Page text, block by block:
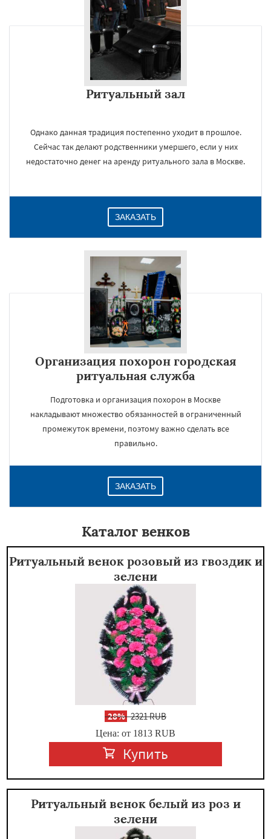
Ритуальный зал
Однако данная традиция постепенно уходит в прошлое.
Сейчас так делают родственники умершего, если у них
недостаточно денег на аренду ритуального зала в Москве.
ЗАКАЗАТЬ
Организация похорон городская
ритуальная служба
Подготовка и организация похорон в Москве
накладывают множество обязанностей в ограниченный
промежуток времени, поэтому важно сделать все
правильно.
ЗАКАЗАТЬ
Каталог венков
Ритуальный венок розовый из гвоздик и
зелени
-28%2321 RUB
Цена: от 1813 RUB
Купить
Ритуальный венок белый из роз и
зелени